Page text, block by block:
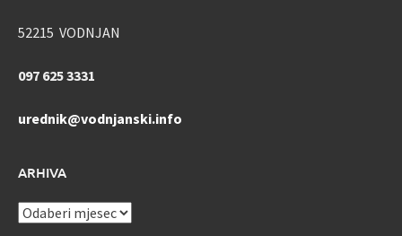
52215 VODNJAN
097 625 3331
urednik@vodnjanski.info
ARHIVA
ARHIVA